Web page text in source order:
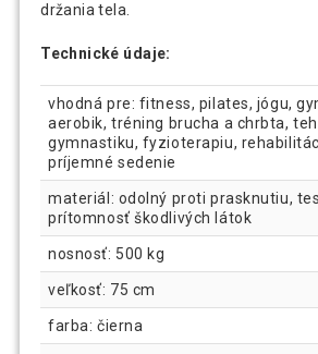
držania tela.
Technické údaje:
vhodná pre: fitness, pilates, jógu,
aerobik, tréning brucha a chrbta,
gymnastiku, fyzioterapiu,
príjemné sedenie
materiál: odolný proti prasknutiu,
prítomnosť škodlivých látok
nosnosť: 500 kg
veľkosť: 75 cm
farba: čierna